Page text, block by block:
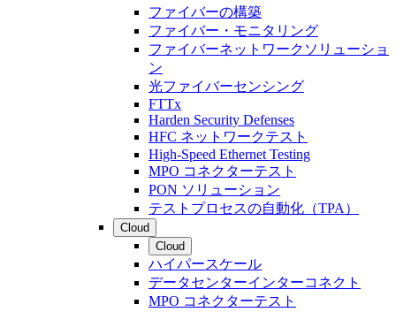
ファイバーの構築
ファイバー・モニタリング
ファイバーネットワークソリューショ
ン
光ファイバーセンシング
FTTx
Harden Security Defenses
HFC ネットワークテスト
High-Speed Ethernet Testing
MPO コネクターテスト
PON ソリューション
テストプロセスの自動化（TPA）
Cloud
Cloud
ハイパースケール
データセンターインターコネクト
MPO コネクターテスト